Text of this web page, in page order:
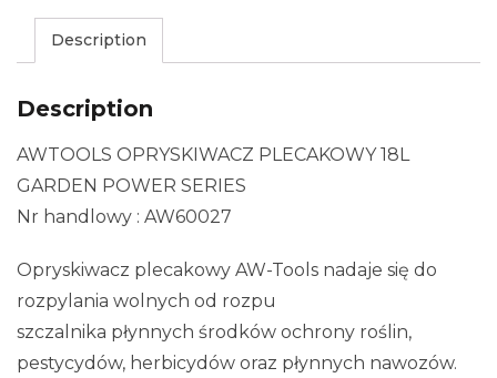
Description
Description
AWTOOLS OPRYSKIWACZ PLECAKOWY 18L
GARDEN POWER SERIES
Nr handlowy : AW60027
Opryskiwacz plecakowy AW-Tools nadaje się do
rozpylania wolnych od rozpu
szczalnika płynnych środków ochrony roślin,
pestycydów, herbicydów oraz płynnych nawozów.